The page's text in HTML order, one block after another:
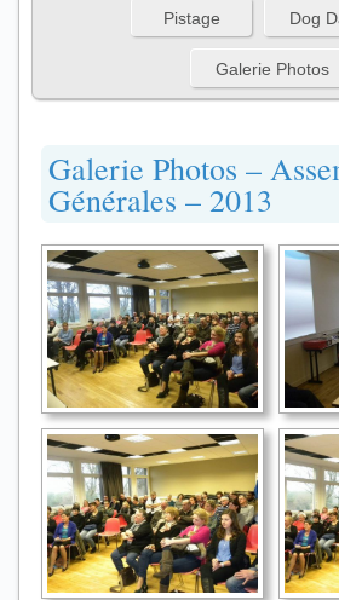
Pistage Dog
Galerie Photos
Galerie Photos –
Générales – 2013